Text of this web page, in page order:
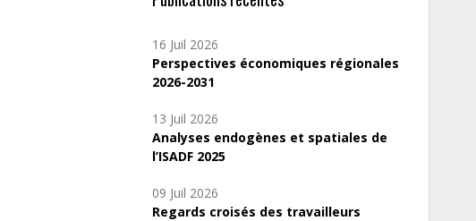
16 Juil 2026
Perspectives économiques régionales
2026-2031
13 Juil 2026
Analyses endogènes et spatiales de
l’ISADF 2025
09 Juil 2026
Regards croisés des travailleurs